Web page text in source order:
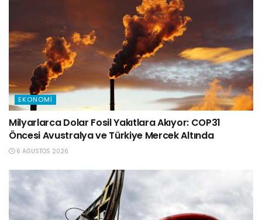
EKONOMI
Milyarlarca Dolar Fosil Yakıtlara Akıyor: COP31
Öncesi Avustralya ve Türkiye Mercek Altında
6 AĞUSTOS 2026